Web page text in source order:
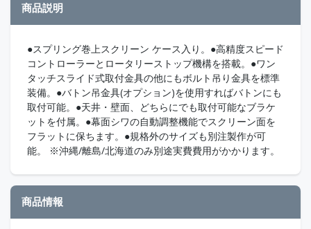
商品説明
●スプリング巻上スクリーン ケース入り。●高精度スピード
コントローラーとロータリーストップ機構を搭載。●ワン
タッチスライド式取付金具の他にもボルト吊り金具を標準
装備。●バトン吊金具(オプション)を使用すればバトンにも
取付可能。●天井・壁面、どちらにでも取付可能なブラケ
ットを付属。●幕面シワの自動調整機能でスクリーン面を
フラットに保ちます。●規格外のサイズも別注製作が可
能。 ※沖縄/離島/北海道のみ別途実費費用がかかります。
商品情報